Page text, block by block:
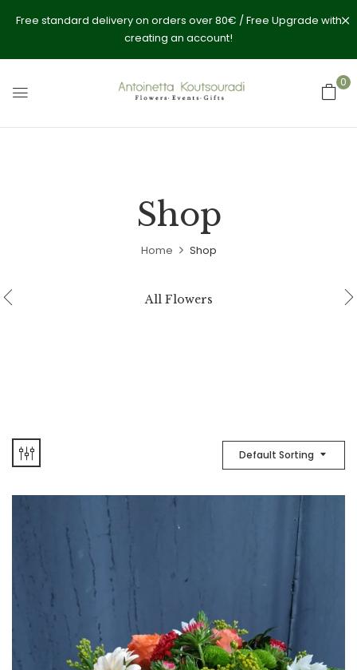
Free standard delivery on orders over 80€ / Free Upgrade with
creating an account!
0
Shop
Home Shop
All Flowers
Default Sorting